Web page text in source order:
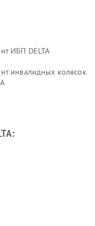
ИБП DELTA
инвалидных колясок